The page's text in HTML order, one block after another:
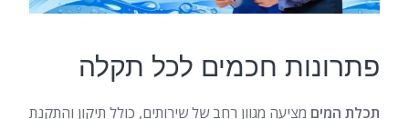
פתרונות חכמים לכל תקלה
תכלת המים מציעה מגוון רחב של שירותים, כולל תיקון והתקנת